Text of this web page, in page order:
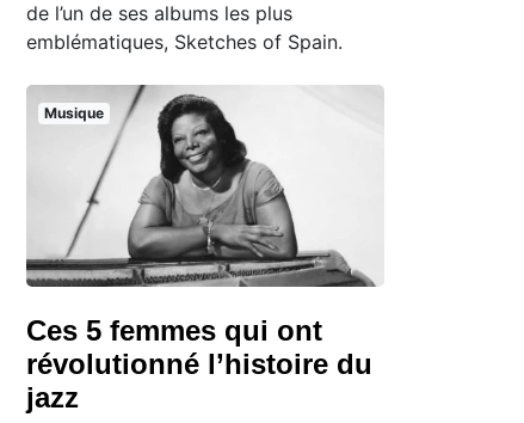
de l’un de ses albums les plus
emblématiques, Sketches of Spain.
Musique
Ces 5 femmes qui ont
révolutionné l’histoire du
jazz